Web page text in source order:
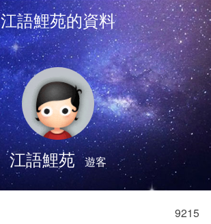
江語鯉苑的資料
江語鯉苑 遊客
9215